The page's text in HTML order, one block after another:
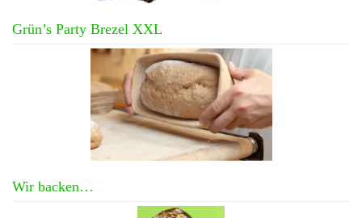
Grün’s Party Brezel XXL
Wir backen…